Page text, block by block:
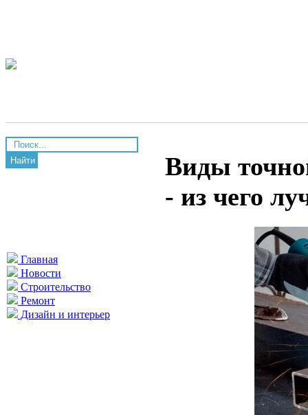
Найти
Главная
Новости
Строительство
Ремонт
Дизайн и интерьер
Виды
- из чего